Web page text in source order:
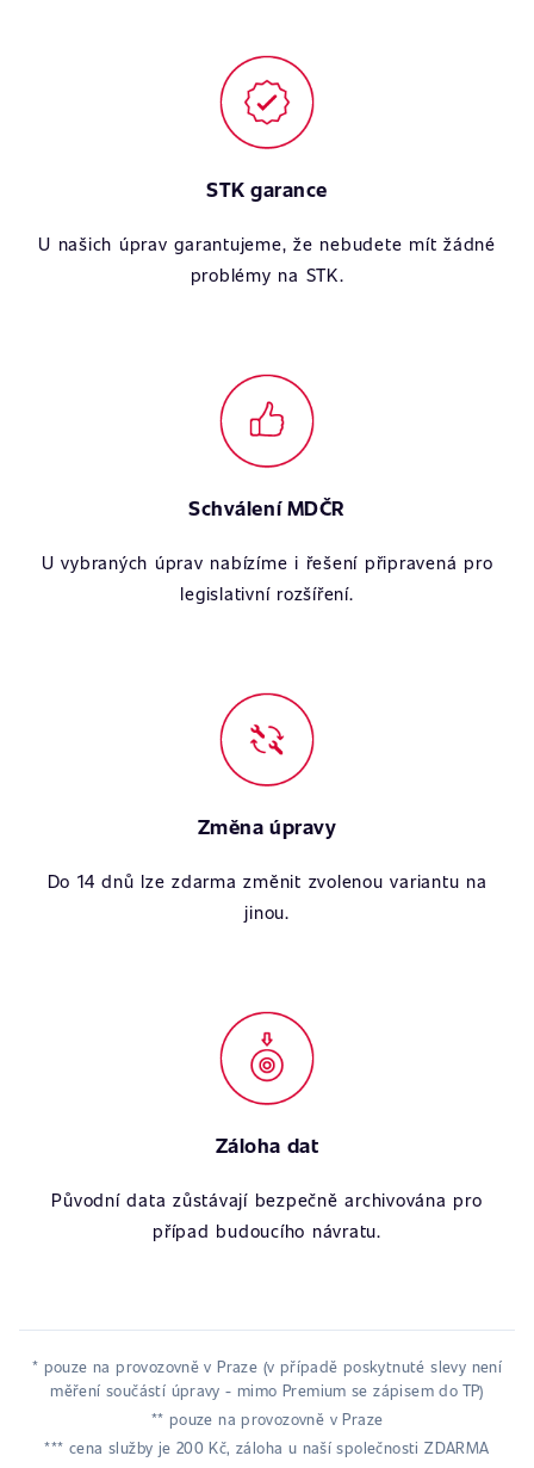
STK garance
U našich úprav garantujeme, že nebudete mít žádné
problémy na STK.
Schválení MDČR
U vybraných úprav nabízíme i řešení připravená pro
legislativní rozšíření.
Změna úpravy
Do 14 dnů lze zdarma změnit zvolenou variantu na
jinou.
Záloha dat
Původní data zůstávají bezpečně archivována pro
případ budoucího návratu.
* pouze na provozovně v Praze (v případě poskytnuté slevy není
měření součástí úpravy - mimo Premium se zápisem do TP)
** pouze na provozovně v Praze
*** cena služby je 200 Kč, záloha u naší společnosti ZDARMA